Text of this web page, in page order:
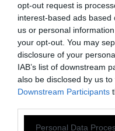
opt-out request is
interest-based ads
us or personal
your opt-out. You may
disclosure of your
IAB’s list of downstream
also be disclosed by us
Downstream Participants
Personal Data
Η ανακοίνωση:
Υπουργού
χιλιάδες νέες
ενδοχώρα και
περισσότεροι από
στοιβαγμένοι σε
Κέντρα Υποδοχής